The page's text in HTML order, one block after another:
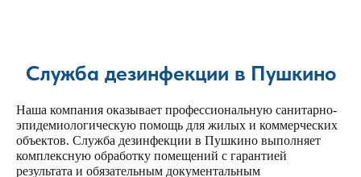
Служба дезинфекции в Пушкино
Наша компания оказывает профессиональную санитарно-
эпидемиологическую помощь для жилых и коммерческих
объектов. Служба дезинфекции в Пушкино выполняет
комплексную обработку помещений с гарантией
результата и обязательным документальным